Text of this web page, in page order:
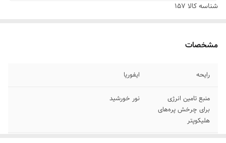
شناسه کالا 157
مشخصات
رایحه ایفوریا
منبع تامین انرژی
برای چرخش پره‌های
هلیکوپتر
نور خورشید